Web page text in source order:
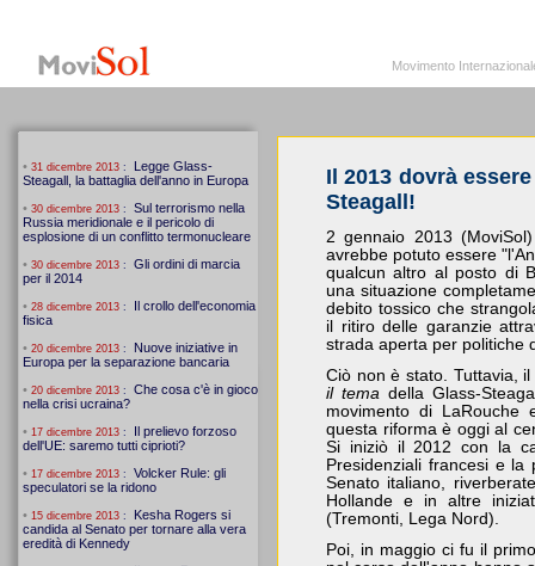
Movimento
Il 2013 dovrà
Steagall!
2 gennaio 2013
avrebbe potuto essere
qualcun altro al posto di
una situazione
debito tossico che
il ritiro delle garanzie
strada aperta per politiche
Ciò non è stato. Tuttavia,
il tema della Glass-
movimento di
questa riforma è oggi al
Si iniziò il 2012 con la
Presidenziali francesi e
Senato italiano,
Hollande e in altre
(Tremonti, Lega Nord).
Poi, in maggio ci fu il